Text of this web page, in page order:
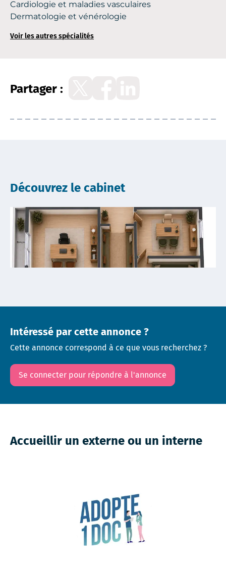
Cardiologie et maladies vasculaires
Dermatologie et vénérologie
Voir les autres spécialités
Partager :
Découvrez le cabinet
Intéressé par cette annonce ?
Cette annonce correspond à ce que vous recherchez ?
Se connecter pour répondre à l'annonce
Accueillir un externe ou un interne